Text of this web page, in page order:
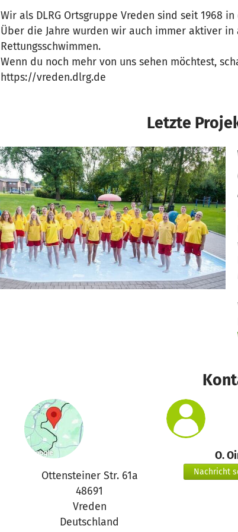
Wir als DLRG Ortsgruppe Vreden sind seit 1968
Über die Jahre wurden wir auch immer aktiver
Rettungsschwimmen.
Wenn du noch mehr von uns sehen möchtest,
https://vreden.dlrg.de
Letzte
Ottensteiner Str. 61a
48691
Vreden
Deutschland
O.
Nachricht